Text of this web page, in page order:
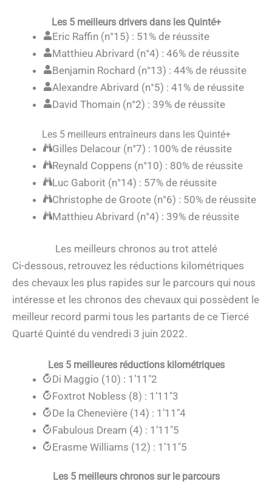
Les 5 meilleurs drivers dans les Quinté+
Eric Raffin (n°15) : 51% de réussite
Matthieu Abrivard (n°4) : 46% de réussite
Benjamin Rochard (n°13) : 44% de réussite
Alexandre Abrivard (n°5) : 41% de réussite
David Thomain (n°2) : 39% de réussite
Les 5 meilleurs entraîneurs dans les Quinté+
Gilles Delacour (n°7) : 100% de réussite
Reynald Coppens (n°10) : 80% de réussite
Luc Gaborit (n°14) : 57% de réussite
Christophe de Groote (n°6) : 50% de réussite
Matthieu Abrivard (n°4) : 39% de réussite
Les meilleurs chronos au trot attelé
Ci-dessous, retrouvez les réductions kilométriques
des chevaux les plus rapides sur le parcours qui nous
intéresse et les chronos des chevaux qui possèdent le
meilleur record parmi tous les partants de ce Tiercé
Quarté Quinté du vendredi 3 juin 2022.
Les 5 meilleures réductions kilométriques
Di Maggio (10) : 1’11″2
Foxtrot Nobless (8) : 1’11″3
De la Chenevière (14) : 1’11″4
Fabulous Dream (4) : 1’11″5
Erasme Williams (12) : 1’11″5
Les 5 meilleurs chronos sur le parcours